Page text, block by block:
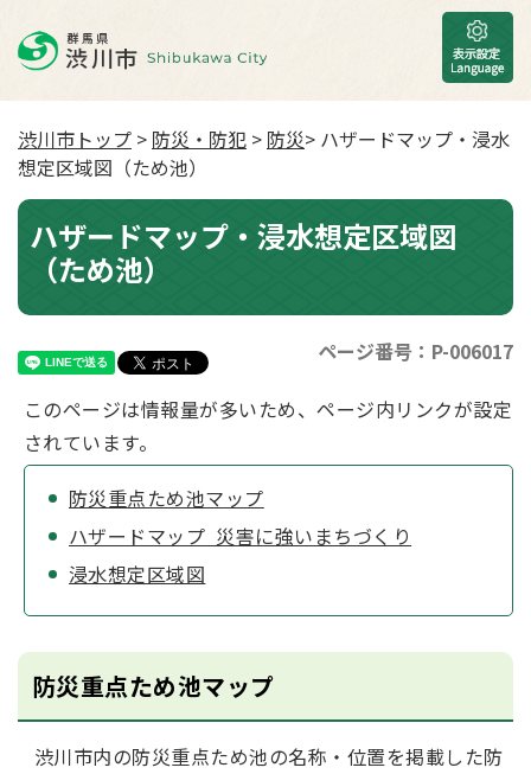
渋川市トップ > 防災・防犯 > 防災> ハザードマップ・浸水
想定区域図（ため池）
ハザードマップ・浸水想定区域図
（ため池）
ページ番号：P-006017
このページは情報量が多いため、ページ内リンクが設定
されています。
防災重点ため池マップ
ハザードマップ 災害に強いまちづくり
浸水想定区域図
防災重点ため池マップ
渋川市内の防災重点ため池の名称・位置を掲載した防